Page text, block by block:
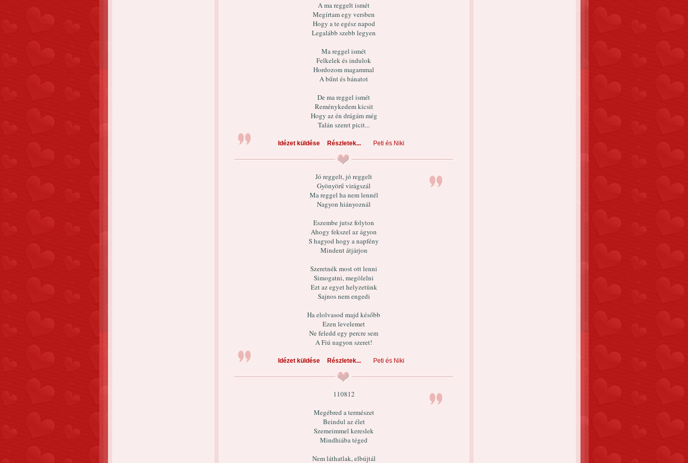
A ma reggelt ismét
Megírtam egy versben
Hogy a te egész napod
Legalább szebb legyen
Ma reggel ismét
Felkelek és indulok
Hordozom magammal
A bűnt és bánatot
De ma reggel ismét
Reménykedem kicsit
Hogy az én drágám még
Talán szeret picit...
Idézet küldése Részletek... Peti és Niki
Jó reggelt, jó reggelt
Gyönyörű virágszál
Ma reggel ha nem lennél
Nagyon hiányoznál
Eszembe jutsz folyton
Ahogy fekszel az ágyon
S hagyod hogy a napfény
Mindent átjárjon
Szeretnék most ott lenni
Simogatni, megölelni
Ezt az egyet helyzetünk
Sajnos nem engedi
Ha elolvasod majd később
Ezen levelemet
Ne feledd egy percre sem
A Fiú nagyon szeret!
Idézet küldése Részletek... Peti és Niki
110812
Megébred a természet
Beindul az élet
Szemeimmel kereslek
Mindhiába téged
Nem láthatlak, elbújtál